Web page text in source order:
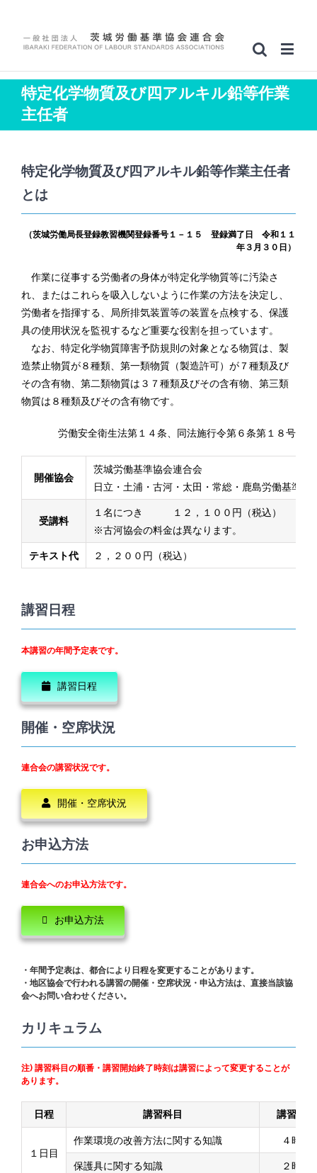
特定化学物質及び四アルキル鉛等作業
主任者
特定化学物質及び四アルキル鉛等作業主任者
とは
（茨城労働局長登録教習機関登録番号１－１５ 登録満了日 令和１１
年３月３０日）
作業に従事する労働者の身体が特定化学物質等に汚染さ
れ、またはこれらを吸入しないように作業の方法を決定し、
労働者を指揮する、局所排気装置等の装置を点検する、保護
具の使用状況を監視するなど重要な役割を担っています。
なお、特定化学物質障害予防規則の対象となる物質は、製
造禁止物質が８種類、第一類物質（製造許可）が７種類及び
その含有物、第二類物質は３７種類及びその含有物、第三類
物質は８種類及びその含有物です。
労働安全衛生法第１４条、同法施行令第６条第１８号
開催協会
茨城労働基準協会連合会
日立・土浦・古河・太田・常総・鹿島労働基準協
受講料
１名につき １２ ，１００円（税込）
※古河協会の料金は異なります。
テキスト代
２，２００円（税込）
講習日程
本講習の年間予定表です。
講習日程
開催・空席状況
連合会の講習状況です。
開催・空席状況
お申込方法
連合会へのお申込方法です。
お申込方法
・年間予定表は、都合により日程を変更することがあります。
・地区協会で行われる講習の開催・空席状況・申込方法は、直接当該協
会へお問い合わせください。
カリキュラム
注) 講習科目の順番・講習開始終了時刻は講習によって変更することが
あります。
日程 講習科目 講習時間
１日目
作業環境の改善方法に関する知識
４時間
保護具に関する知識
２時間